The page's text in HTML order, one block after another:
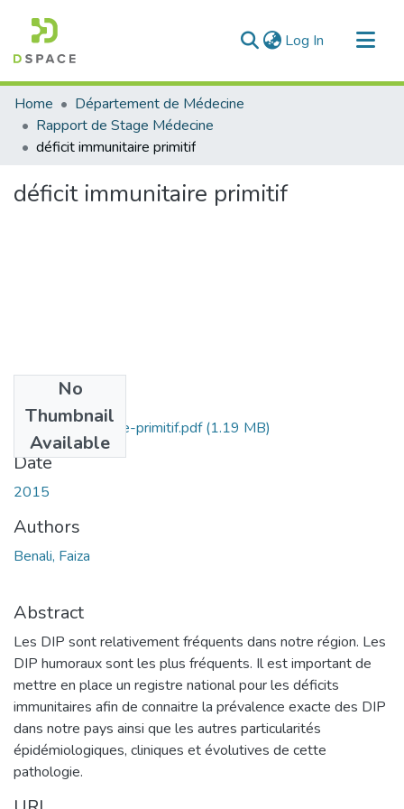
Log In (current)
Communities & Collections
All of DSpace
Statistics
Home
Département de Médecine
Rapport de Stage Médecine
déficit immunitaire primitif
déficit immunitaire primitif
No
Thumbnail
Available
deficit-immunitaire-primitif.pdf(1.19 MB)
Date
2015
Authors
Benali, Faiza
Abstract
Les DIP sont relativement fréquents dans notre région. Les
DIP humoraux sont les plus fréquents. Il est important de
mettre en place un registre national pour les déficits
immunitaires afin de connaitre la prévalence exacte des DIP
dans notre pays ainsi que les autres particularités
épidémiologiques, cliniques et évolutives de cette
pathologie.